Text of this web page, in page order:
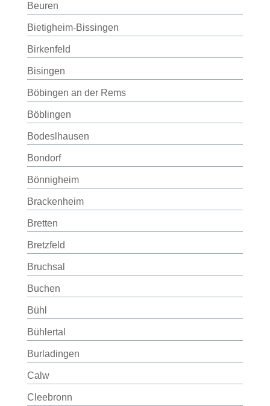
Beuren
Bietigheim-Bissingen
Birkenfeld
Bisingen
Böbingen an der Rems
Böblingen
Bodeslhausen
Bondorf
Bönnigheim
Brackenheim
Bretten
Bretzfeld
Bruchsal
Buchen
Bühl
Bühlertal
Burladingen
Calw
Cleebronn